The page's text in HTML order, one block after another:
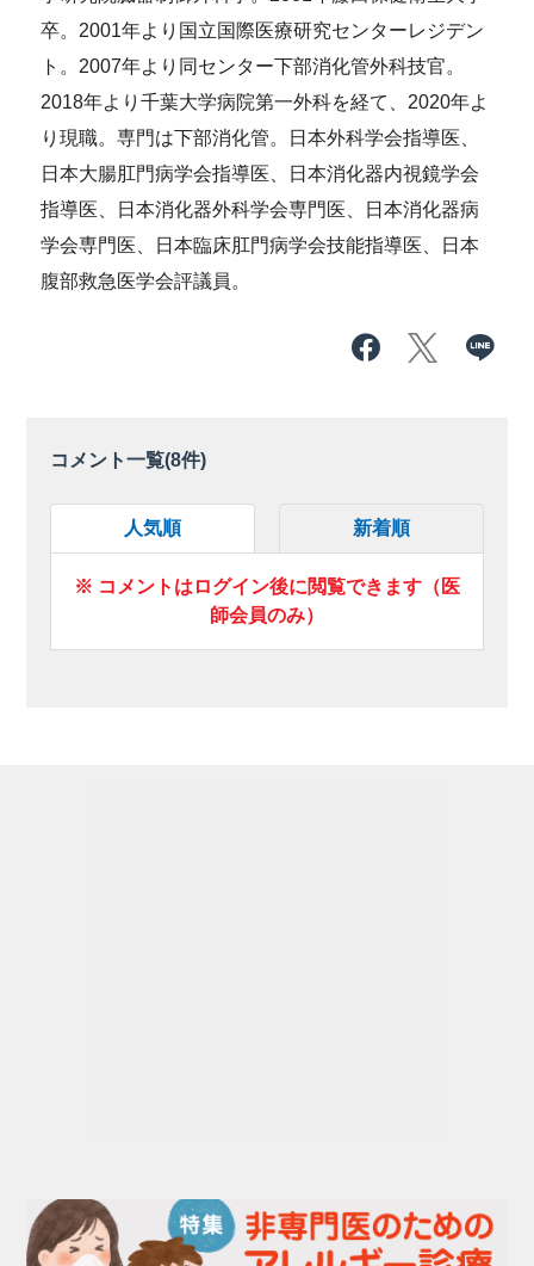
卒。2001年より国立国際医療研究センターレジデン
ト。2007年より同センター下部消化管外科技官。
2018年より千葉大学病院第一外科を経て、2020年よ
り現職。専門は下部消化管。日本外科学会指導医、
日本大腸肛門病学会指導医、日本消化器内視鏡学会
指導医、日本消化器外科学会専門医、日本消化器病
学会専門医、日本臨床肛門病学会技能指導医、日本
腹部救急医学会評議員。
コメント一覧(8件)
人気順 新着順
※ コメントはログイン後に閲覧できます（医
師会員のみ）